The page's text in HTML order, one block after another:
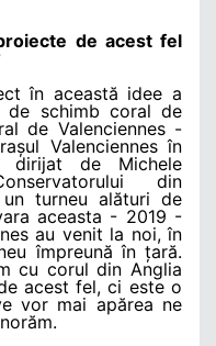
de acest fel
în această idee a
de schimb coral de
de Valenciennes -
Valenciennes în
dirijat de Michele
din
turneu alături de
aceasta - 2019 -
au venit la noi, în
împreună în țară.
cu corul din Anglia
acest fel, ci este o
vor mai apărea ne